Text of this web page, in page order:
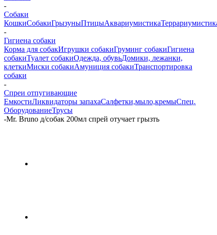
-
Собаки
КошкиСобакиГрызуныПтицыАквариумистика
-
Гигиена собаки
Корма для собакИгрушки собакиГруминг собакиГигиена
собакиТуалет собакиОдежда, обувьДомики, лежанки,
клеткиМиски собакиАмуниция собакиТранспортировка
собаки
-
Спреи отпугивающие
ЕмкостиЛиквидаторы запахаСалфетки,мыло,кремыСпец.
ОборудованиеТрусы
-Mr. Bruno д/собак 200мл спрей отучает грызть